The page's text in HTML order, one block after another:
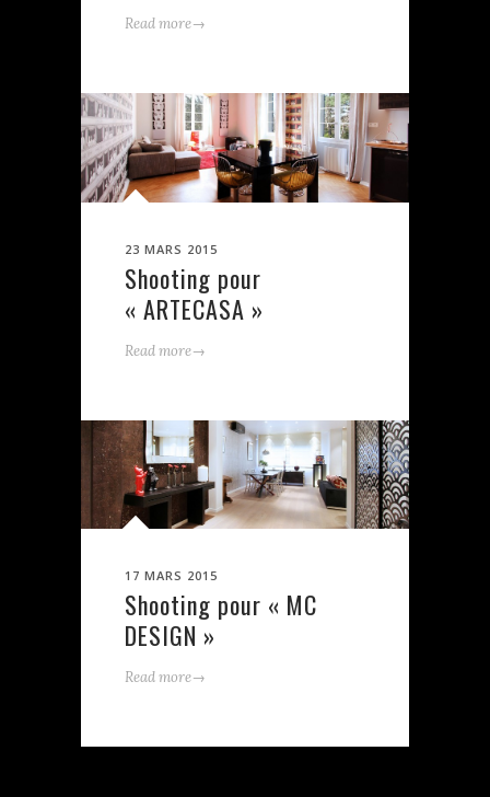
Read more→
23 MARS 2015
Shooting pour
« ARTECASA »
Read more→
17 MARS 2015
Shooting pour « MC
DESIGN »
Read more→